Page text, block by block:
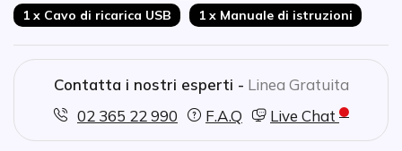
1 x Cavo di ricarica USB
1 x Manuale di istruzioni
Contatta i nostri esperti - Linea Gratuita
02 365 22 990
F.A.Q Live Chat